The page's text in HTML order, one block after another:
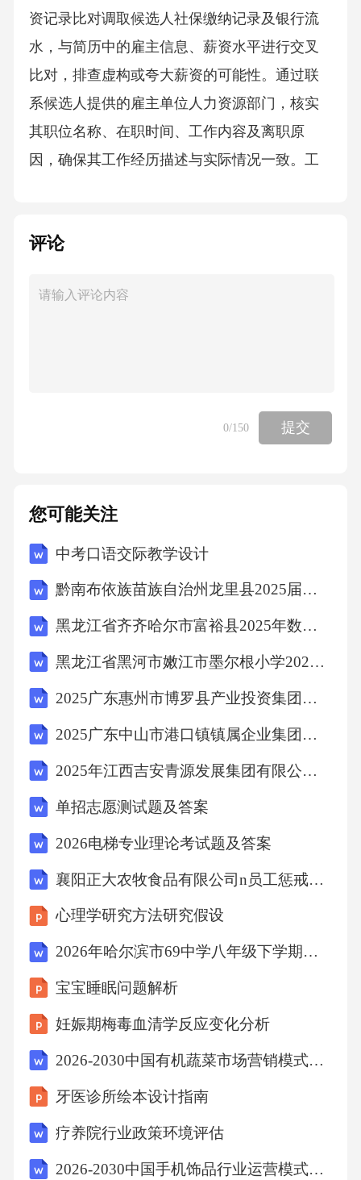
资记录比对调取候选人社保缴纳记录及银行流
水，与简历中的雇主信息、薪资水平进行交叉
比对，排查虚构或夸大薪资的可能性。通过联
系候选人提供的雇主单位人力资源部门，核实
其职位名称、在职时间、工作内容及离职原
因，确保其工作经历描述与实际情况一致。工
及培训经历，评估其是否具备岗位要求的核心
技能评估软技能适配性行业经验相关性通过前
业领域与目标岗位的关联性，分析其行业资
源、市场认知及政策理解是否能快速适应新岗
除因诚信问题被动离职的风险。离职原因深度
调查通过公开数据库查询候选人是否存在商业
贿赂、泄密或违反行业规定的记录，确保其职
托专业机构核查候选人是否存在金融失信、违
法犯罪等不良记录，全面评估其职业信誉与社
会责任感。第三方背景筛查04风险点评估候选
人提供的学历证书、专业资质与背调核实结果
机构的真实性，评估是否涉及虚假陈述。学历
或资质证书不符简历中标注的任职时间段与背
调访谈或社保记录存在冲突，需确认是否存在
刻意隐瞒离职原因或夸大工作年限的情况。工
作经历时间线矛盾过往薪资证明与背调中前雇
主反馈的薪酬数据偏差较大，需分析是否存在
虚报收入以抬高谈判筹码的行为。薪资水平差
异显著重大信息差异项说明潜在履职风险等级
造关键身份信息、重大法律纠纷未披露或职业
道德问题（如商业贿赂、泄密等），可能对企
业造成严重负面影响。中风险（需补充约束条
款）存在轻微信用记录问题（如小额贷款逾
期）或短期频繁跳槽现象，建议在劳动合同中
增加竞业限制或绩效评估条款以降低风险。低
评论
0/150 提交
您可能关注
中考口语交际教学设计
黔南布依族苗族自治州龙里县2025届三下数学期末教学质量检测模拟试题含解析
黑龙江省齐齐哈尔市富裕县2025年数学三年级第二学期期末统考模拟试题（含解析）
黑龙江省黑河市嫩江市墨尔根小学2025年数学三年级下学期期中预测试题含答案
2025广东惠州市博罗县产业投资集团有限公司下属子公司招聘工作人员笔试及工作安排笔试历年典型考点题库附带答案详解
2025广东中山市港口镇镇属企业集团招聘员工拟聘人员笔试历年常考点试题专练附带答案详解
2025年江西吉安青源发展集团有限公司及下属子公司招聘22人笔试历年典型考点题库附带答案详解
单招志愿测试题及答案
2026电梯专业理论考试题及答案
襄阳正大农牧食品有限公司n员工惩戒管理规定（2026套改）考试试卷
心理学研究方法研究假设
2026年哈尔滨市69中学八年级下学期期中语文试题及答案0508
宝宝睡眠问题解析
妊娠期梅毒血清学反应变化分析
2026-2030中国有机蔬菜市场营销模式建议及供需渠道分析研究报告
牙医诊所绘本设计指南
疗养院行业政策环境评估
2026-2030中国手机饰品行业运营模式及竞争策略分析研究报告()